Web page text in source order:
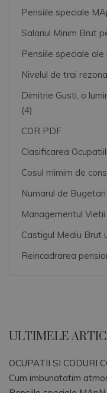
Pensiile speciale
Salariul Minim Brut
Pensiile speciale
Nivelul de trai
Dimitrie Gusti, o
(4)
COR PDF
Clasificarea
Cosul mimim de
Numarul de Bugetari
Managementul
Castigul Mediu Brut
Reincadrarea
ULTIMELE
OCUPATII SI CODURI
Cum imbunatatim